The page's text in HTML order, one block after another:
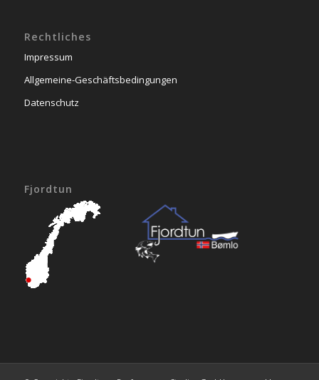
Rechtliches
Impressum
Allgemeine-Geschäftsbedingungen
Datenschutz
Fjordtun